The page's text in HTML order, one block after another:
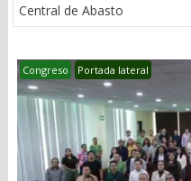
Central de Abasto
Congreso Portada lateral